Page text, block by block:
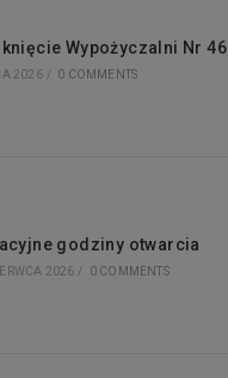
Wypożyczalni Nr 46
2026 / 0 COMMENTS
godziny otwarcia
2026 / 0 COMMENTS